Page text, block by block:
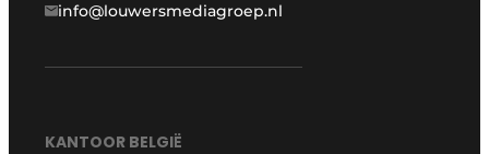
info@louwersmediagroep.nl
KANTOOR BELGIË